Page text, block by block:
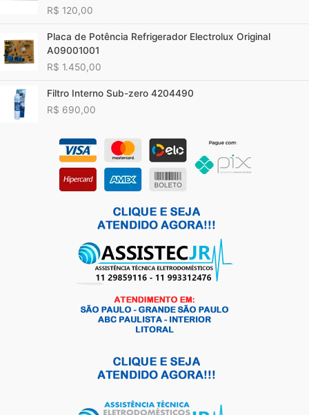
R$ 120,00
Placa de Potência Refrigerador Electrolux Original
A09001001
R$ 1.450,00
Filtro Interno Sub-zero 4204490
R$ 690,00